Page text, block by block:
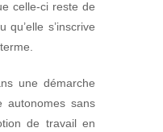
celle-ci reste de
qu’elle s’inscrive
une démarche
autonomes sans
de travail en